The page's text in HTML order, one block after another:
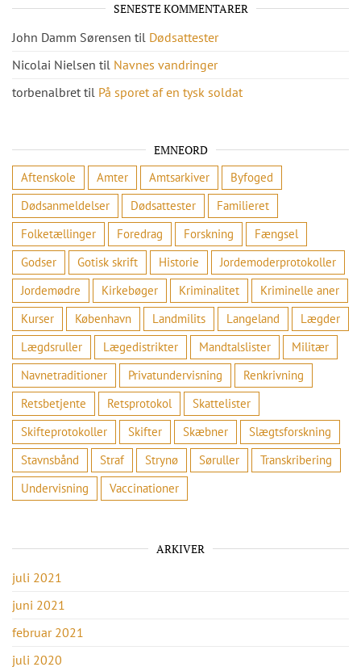
SENESTE KOMMENTARER
John Damm Sørensen til Dødsattester
Nicolai Nielsen til Navnes vandringer
torbenalbret til På sporet af en tysk soldat
EMNEORD
Aftenskole
Amter Amtsarkiver
Byfoged
Dødsanmeldelser
Dødsattester
Familieret
Folketællinger
Foredrag Forskning
Fængsel
Godser
Gotisk skrift Historie
Jordemoderprotokoller
Jordemødre
Kirkebøger Kriminalitet
Kriminelle aner
Kurser
København Landmilits Langeland
Lægder
Lægdsruller
Lægedistrikter Mandtalslister
Militær
Navnetraditioner
Privatundervisning
Renkrivning
Retsbetjente
Retsprotokol
Skattelister
Skifteprotokoller
Skifter Skæbner
Slægtsforskning
Stavnsbånd
Straf Strynø Søruller
Transkribering
Undervisning
Vaccinationer
ARKIVER
juli 2021
juni 2021
februar 2021
juli 2020